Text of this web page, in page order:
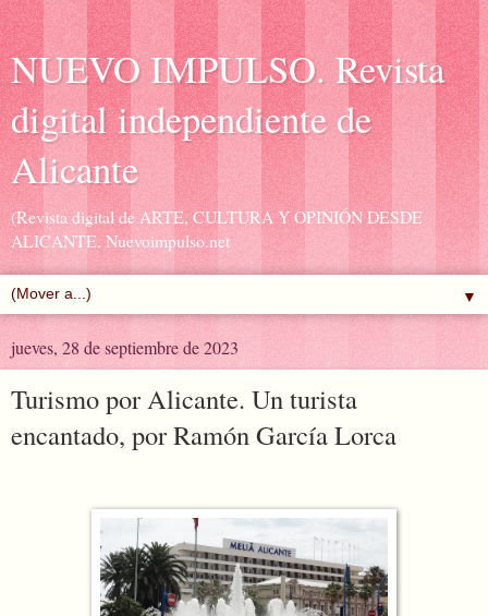
NUEVO IMPULSO. Revista
digital independiente de
Alicante
(Revista digital de ARTE, CULTURA Y OPINIÓN DESDE
ALICANTE. Nuevoimpulso.net
▼
jueves, 28 de septiembre de 2023
Turismo por Alicante. Un turista
encantado, por Ramón García Lorca